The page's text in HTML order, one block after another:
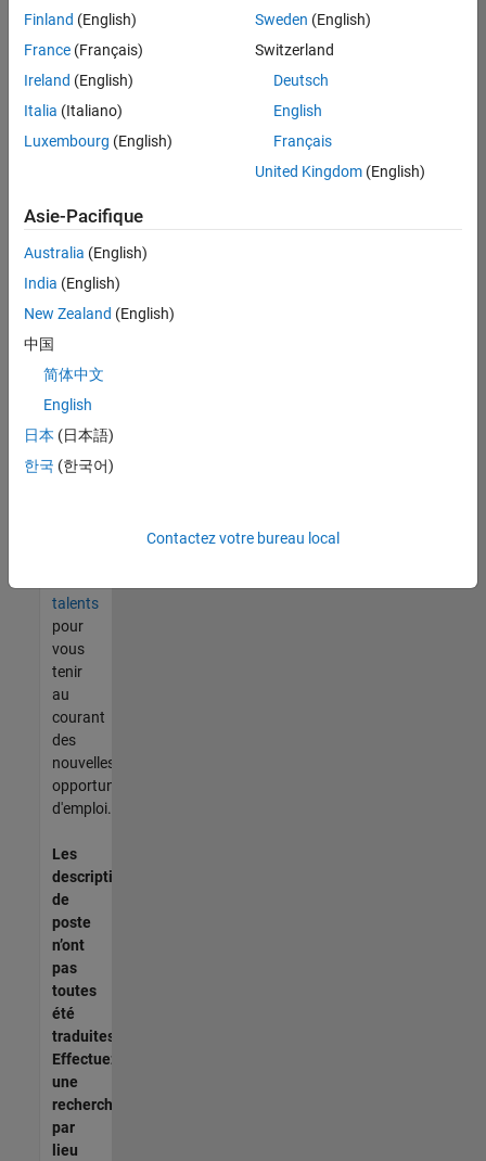
pouvez
élargir
votre
recherche
ou
afficher
l’ensemble
d'emploi.
malgré
tout
vous
trouvez
pas
d'offre
corresponde
à vos
talents
pour
vous
tenir
au
courant
des
nouvelles
opportunités
d'emploi.
Les
descriptions
de
poste
n’ont
pas
toutes
été
traduites.
Effectuez
une
recherche
par
lieu
Finland (English)
France (Français)
Ireland (English)
Italia (Italiano)
Luxembourg (English)
Sweden (English)
Switzerland
Deutsch
English
Français
United Kingdom(English)
Asie-Pacifique
Australia (English)
India (English)
New Zealand (English)
中国
简体中文
English
日本 (日本語)
한국 (한국어)
Contactez votre bureau local